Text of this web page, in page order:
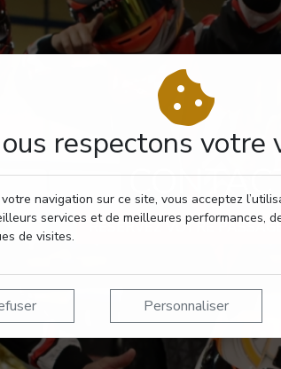
respectons votre
navigation sur ce site, vous acceptez
services et de meilleures performances,
de visites.
Personnaliser
RÉSERVEZ VOTRE